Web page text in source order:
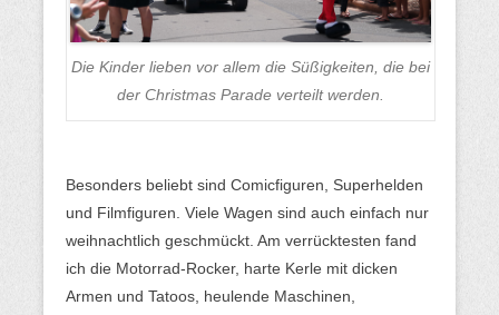
Die Kinder lieben vor allem die Süßigkeiten, die bei
der Christmas Parade verteilt werden.
Besonders beliebt sind Comicfiguren, Superhelden
und Filmfiguren. Viele Wagen sind auch einfach nur
weihnachtlich geschmückt. Am verrücktesten fand
ich die Motorrad-Rocker, harte Kerle mit dicken
Armen und Tatoos, heulende Maschinen,